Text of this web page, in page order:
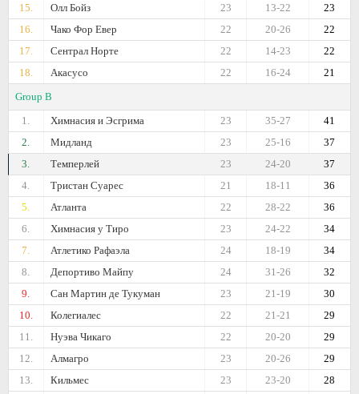
15.
Олл Бойз 23
13-22
23
16.
Чако Фор Евер 22
20-26
22
17.
Сентрал Норте 22
14-23
22
18.
Акасусо 21
16-24
22
Group B
1.
Химнасия и Эсгрима 41
35-27
23
2.
Мидланд 37
25-16
23
3.
Темперлей 37
24-20
23
4.
Тристан Суарес 36
18-11
21
5.
Атланта 36
28-22
22
6.
Химнасия у Тиро 34
24-22
23
7.
Атлетико Рафаэла 34
18-19
24
8.
Депортиво Майпу 32
31-26
24
9.
Сан Мартин де Тукуман 30
21-19
23
10.
Колегиалес 29
21-21
22
11.
Нуэва Чикаго 29
20-20
22
12.
Алмагро 29
20-26
23
13.
Кильмес 28
23-20
23